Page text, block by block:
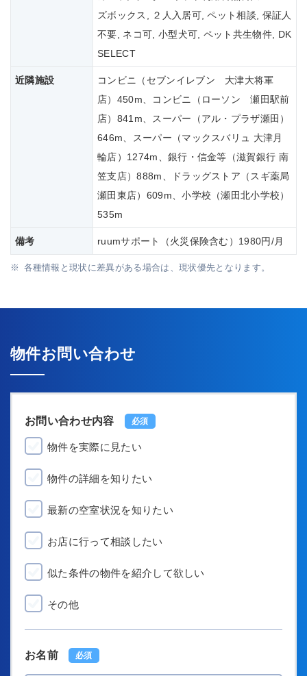
ズボックス, ２人入居可, ペット相談, 保証人
不要, ネコ可, 小型犬可, ペット共生物件, DK
SELECT
近隣施設
コンビニ（セブンイレブン 大津大将軍
店）450m、コンビニ（ローソン 瀬田駅前
店）841m、スーパー（アル・プラザ瀬田）
646m、スーパー（マックスバリュ 大津月
輪店）1274m、銀行・信金等（滋賀銀行 南
笠支店）888m、ドラッグストア（スギ薬局
瀬田東店）609m、小学校（瀬田北小学校）
535m
備考 ruumサポート（火災保険含む）1980円/月
各種情報と現状に差異がある場合は、現状優先となります。
物件お問い合わせ